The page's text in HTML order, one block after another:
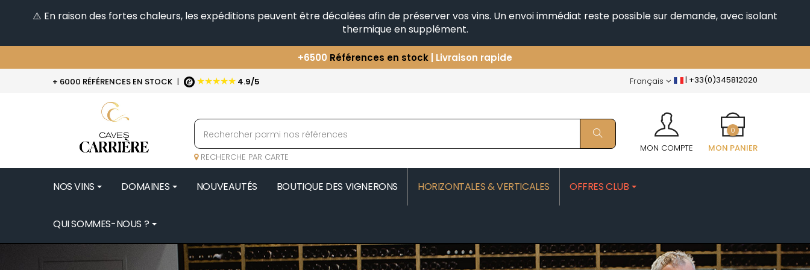
⚠️ En raison des fortes chaleurs, les expéditions peuvent être décalées afin de préserver vos vins. Un envoi immédiat reste possible sur demande, avec isolant
thermique en supplément.
+6500 Références en stock | Livraison rapide
Vous avez une question ?+33(0)345812020
+ 6000 RÉFÉRENCES EN STOCK | ★★★★★ 4.9/5 | +33(0)345812020
Français
RECHERCHE PAR CARTE
MON COMPTE MON PANIER
0
NOS VINS DOMAINES
BENOIT MOREAU
COMTE SENARD
JAVILLIER PATRICK
MOROT ALBERT
NOUVEAUTÉS BOUTIQUE DES VIGNERONS HORIZONTALES & VERTICALES OFFRES CLUB
QUI SOMMES-NOUS ?